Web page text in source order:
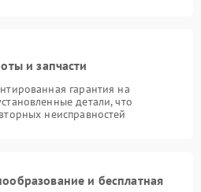
и запчасти
гарантия на
детали, что
неисправностей
и бесплатная